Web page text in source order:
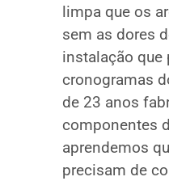
limpa que os
sem as dores
instalação que
cronogramas
de 23 anos
componentes
aprendemos
precisam de